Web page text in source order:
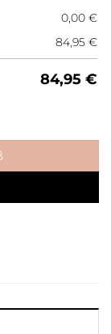
0,00 €
84,95 €
84,95 €